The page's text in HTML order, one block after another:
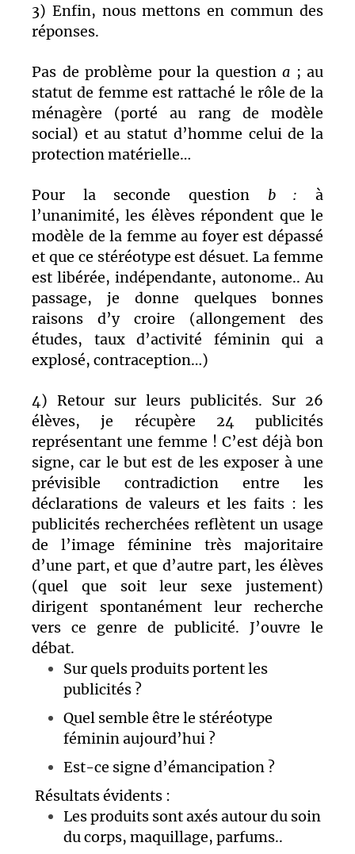
3) Enfin, nous mettons en commun des
réponses.
Pas de problème pour la question a ; au
statut de femme est rattaché le rôle de la
ménagère (porté au rang de modèle
social) et au statut d’homme celui de la
protection matérielle…
Pour la seconde question b : à
l’unanimité, les élèves répondent que le
modèle de la femme au foyer est dépassé
et que ce stéréotype est désuet. La femme
est libérée, indépendante, autonome.. Au
passage, je donne quelques bonnes
raisons d’y croire (allongement des
études, taux d’activité féminin qui a
explosé, contraception…)
4) Retour sur leurs publicités. Sur 26
élèves, je récupère 24 publicités
représentant une femme ! C’est déjà bon
signe, car le but est de les exposer à une
prévisible contradiction entre les
déclarations de valeurs et les faits : les
publicités recherchées reflètent un usage
de l’image féminine très majoritaire
d’une part, et que d’autre part, les élèves
(quel que soit leur sexe justement)
dirigent spontanément leur recherche
vers ce genre de publicité. J’ouvre le
débat.
Sur quels produits portent les
publicités ?
Quel semble être le stéréotype
féminin aujourd’hui ?
Est-ce signe d’émancipation ?
Résultats évidents :
Les produits sont axés autour du soin
du corps, maquillage, parfums..